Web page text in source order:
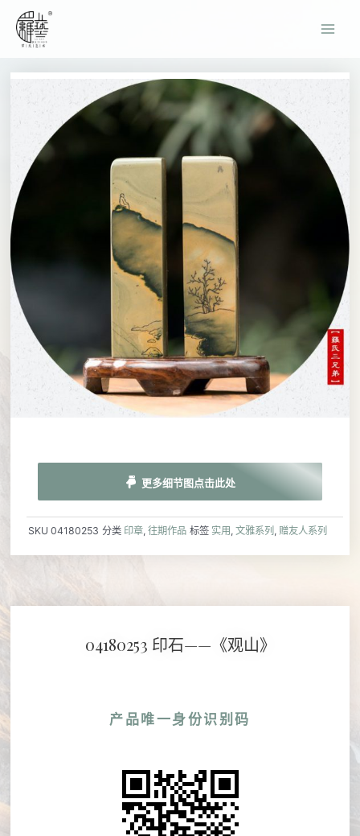
更多细节图点击此处
SKU 04180253 分类 印章,往期作品 标签 实用 ,文雅系列 , 赠友人系列
04180253 印石——《观山》
产品唯一身份识别码